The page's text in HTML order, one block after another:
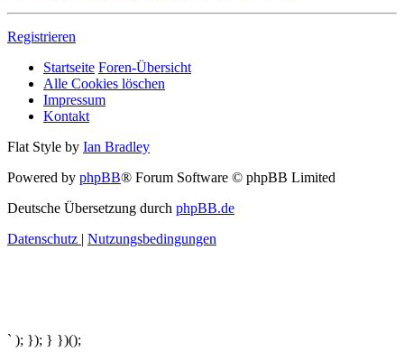
Registrieren
Startseite Foren-Übersicht
Alle Cookies löschen
Impressum
Kontakt
Flat Style by Ian Bradley
Powered by phpBB® Forum Software © phpBB Limited
Deutsche Übersetzung durch phpBB.de
Datenschutz | Nutzungsbedingungen
` ); }); } })();